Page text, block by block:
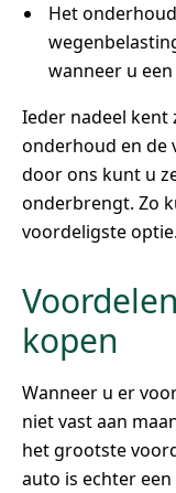
Het
wanneer u
Ieder nadeel kent
onderhoud en de
door ons kunt u
onderbrengt. Zo
voordeligste optie.
kopen
Wanneer u er
niet vast aan
het grootste
auto is echter